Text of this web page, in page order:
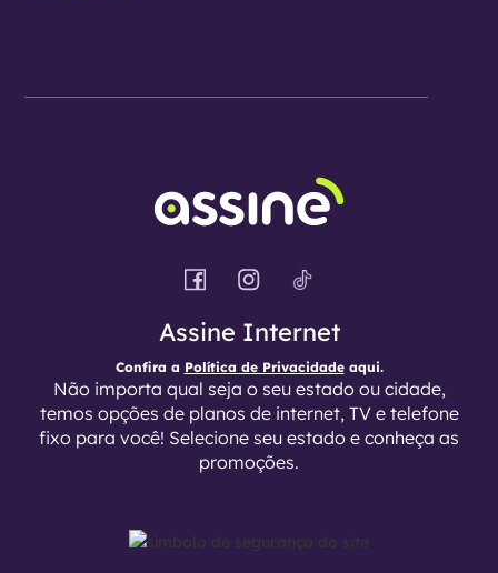
Assine Internet
Confira a Política de Privacidadeaqui.
Não importa qual seja o seu estado ou cidade,
temos opções de planos de internet, TV e telefone
fixo para você! Selecione seu estado e conheça as
promoções.